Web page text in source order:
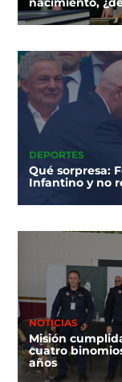
DEPORTES
Qué sorpresa:
Infantino y no
NOTICIAS
Misión
cuatro
años